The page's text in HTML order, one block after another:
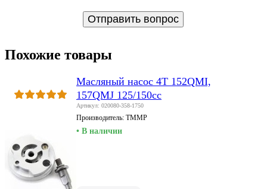
Похожие товары
Масляный насос 4T 152QMI,
157QMJ 125/150сс
Артикул: 020080-358-1750
Производитель: TMMP
• В наличии